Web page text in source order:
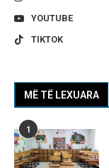
YOUTUBE
TIKTOK
MË TË LEXUARA
1